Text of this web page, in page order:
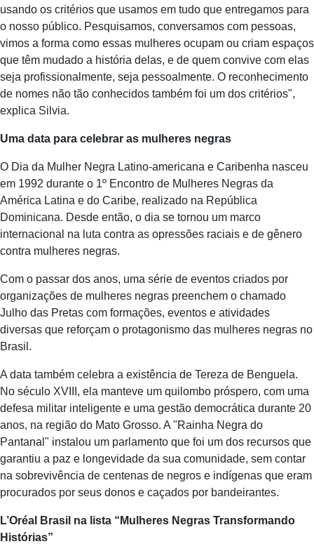
usando os critérios que usamos em tudo que entregamos para
o nosso público. Pesquisamos, conversamos com pessoas,
vimos a forma como essas mulheres ocupam ou criam espaços
que têm mudado a história delas, e de quem convive com elas
seja profissionalmente, seja pessoalmente. O reconhecimento
de nomes não tão conhecidos também foi um dos critérios",
explica Silvia.
Uma data para celebrar as mulheres negras
O Dia da Mulher Negra Latino-americana e Caribenha nasceu
em 1992 durante o 1º Encontro de Mulheres Negras da
América Latina e do Caribe, realizado na República
Dominicana. Desde então, o dia se tornou um marco
internacional na luta contra as opressões raciais e de gênero
contra mulheres negras.
Com o passar dos anos, uma série de eventos criados por
organizações de mulheres negras preenchem o chamado
Julho das Pretas com formações, eventos e atividades
diversas que reforçam o protagonismo das mulheres negras no
Brasil.
A data também celebra a existência de Tereza de Benguela. ​​
No século XVIII, ela manteve um quilombo próspero, com uma
defesa militar inteligente e uma gestão democrática durante 20
anos, na região do Mato Grosso. A "Rainha Negra do
Pantanal" instalou um parlamento que foi um dos recursos que
garantiu a paz e longevidade da sua comunidade, sem contar
na sobrevivência de centenas de negros e indígenas que eram
procurados por seus donos e caçados por bandeirantes.
L’Oréal Brasil na lista “Mulheres Negras Transformando
Histórias”